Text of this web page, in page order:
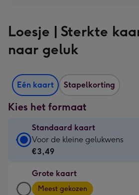
Loesje | Sterkte
naar geluk
Eén kaart Stapelkorting
Kies het formaat
Standaard kaart
Standaard
kaart
€3,49
-
Voor de kleine gelukwens
€3,49
Grote kaart
Grote
Meest gekozen